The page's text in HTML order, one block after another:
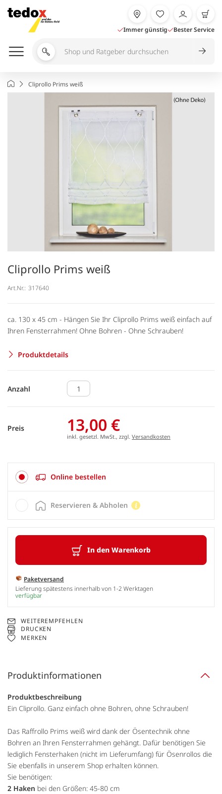
Inhalt
springen
Immer günstig Bester Service
Shop
durchsuchen
StartseiteCliprollo Prims weiß
Cliprollo Prims weiß
Art.Nr.: 317640
ca. 130 x 45 cm - Hängen Sie Ihr Cliprollo Prims weiß einfach auf
Ihren Fensterrahmen! Ohne Bohren - Ohne Schrauben!
Produktdetails
Anzahl
Preis 13,00 €
inkl. gesetzl. MwSt., zzgl. Versandkosten
Online bestellen
In den Warenkorb
Paketversand
Lieferung spätestens innerhalb von 1-2 Werktagen
verfügbar
Reservieren & Abholen
WEITEREMPFEHLEN
DRUCKEN
MERKEN
Produktinformationen
Produktbeschreibung
Ein Cliprollo. Ganz einfach ohne Bohren, ohne Schrauben!
Das Raffrollo Prims weiß wird dank der Ösentechnik ohne
Bohren an Ihren Fensterrahmen gehängt. Dafür benötigen Sie
lediglich Fensterhaken (nicht im Lieferumfang) für Ösenrollos die
Sie ebenfalls in unserem Shop erhalten können.
Sie benötigen:
2 Haken bei den Größen: 45-80 cm